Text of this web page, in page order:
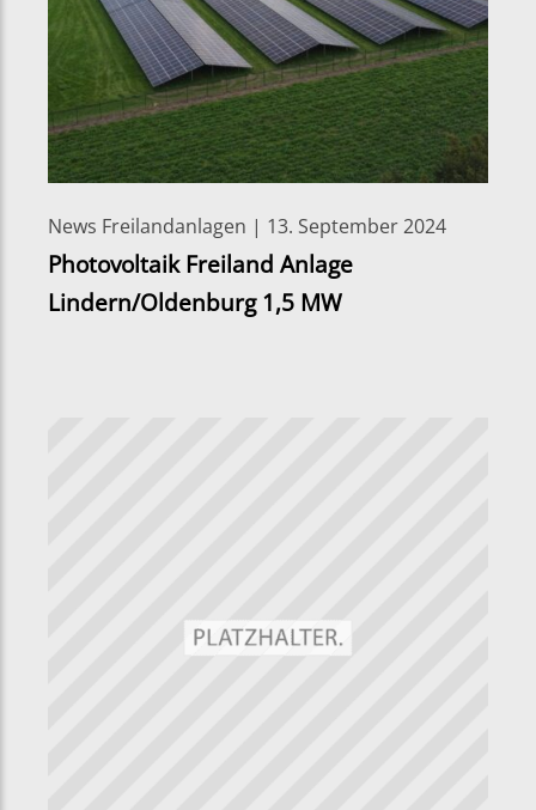
News Freilandanlagen | 13. September 2024
Photovoltaik Freiland Anlage
Lindern/Oldenburg 1,5 MW